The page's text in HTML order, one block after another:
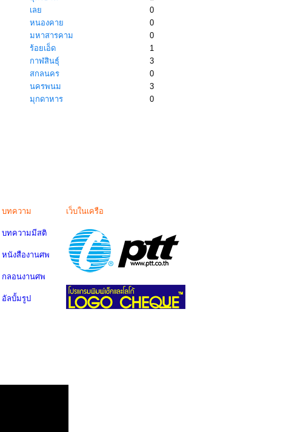
เลย
0
หนองคาย
0
มหาสารคาม
0
ร้อยเอ็ด
1
กาฬสินธุ์
3
สกลนคร
0
นครพนม
3
มุกดาหาร
0
บทความ
บทความมีสติ
หนังสืองานศพ
กลอนงานศพ
อัลบั้มรูป
เว็บในเครือ